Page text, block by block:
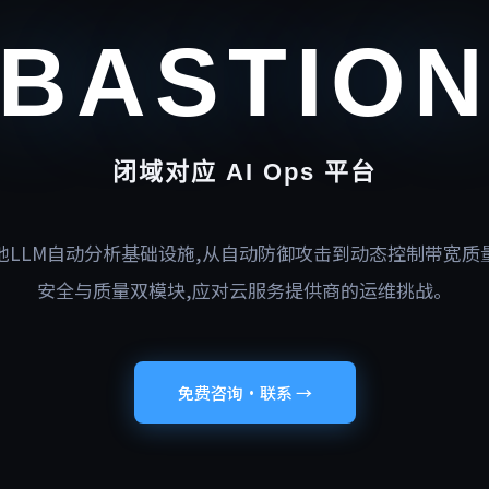
闭域对应 AI Ops 平台
LLM自动分析基础设施,从自动防御攻击到动态控制带宽质
安全与质量双模块,应对云服务提供商的运维挑战。
免费咨询・联系 →